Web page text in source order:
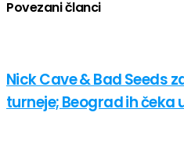
Povezani članci
Nick Cave & Bad Seeds
turneje; Beograd ih čeka